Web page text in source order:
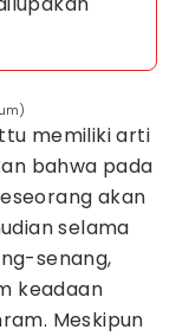
memiliki arti
bahwa pada
akan
selama
senang,
keadaan
Meskipun